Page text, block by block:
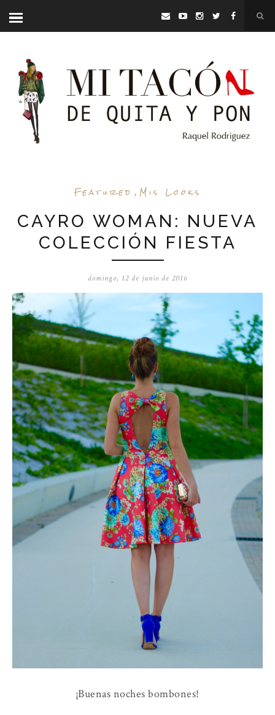
Featured , Mis Looks
CAYRO WOMAN: NUEVA
COLECCIÓN FIESTA
domingo, 12 de junio de 2016
¡Buenas noches bombones!